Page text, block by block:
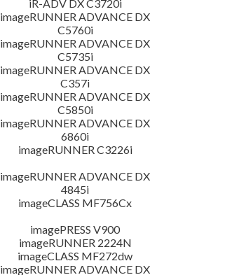
iR-ADV DX C3720i
imageRUNNER ADVANCE DX
C5760i
imageRUNNER ADVANCE DX
C5735i
imageRUNNER ADVANCE DX
C357i
imageRUNNER ADVANCE DX
C5850i
imageRUNNER ADVANCE DX
6860i
imageRUNNER C3226i
imageRUNNER ADVANCE DX
4845i
imageCLASS MF756Cx
imagePRESS V900
imageRUNNER 2224N
imageCLASS MF272dw
imageRUNNER ADVANCE DX